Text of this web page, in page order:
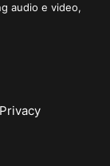
audio e video,
Privacy